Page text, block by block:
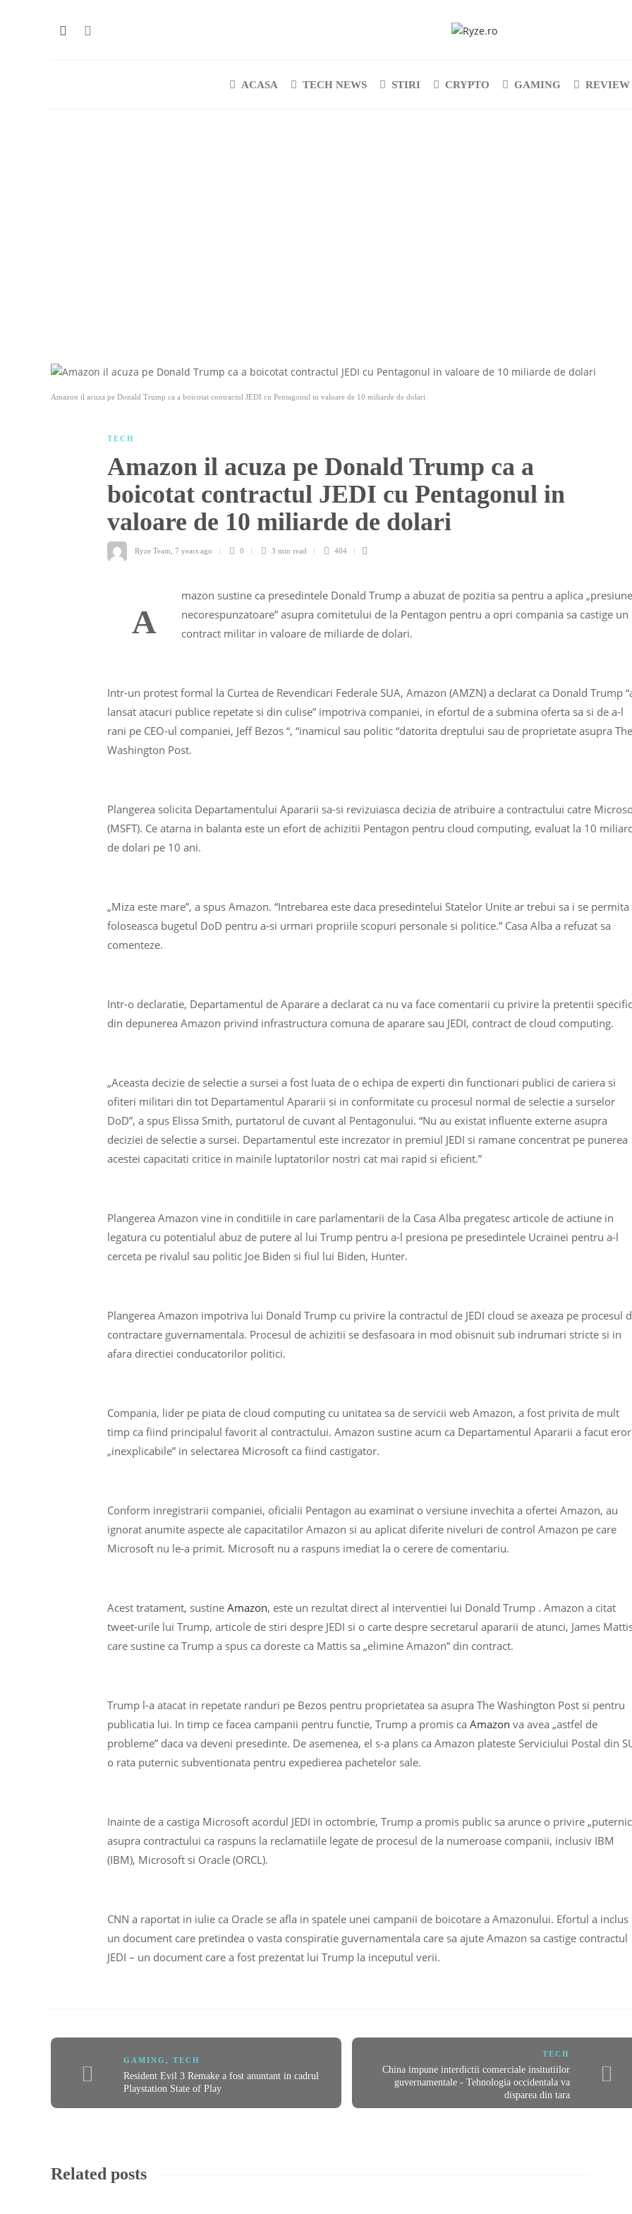
ACASA TECH NEWS STIRI CRYPTO GAMING REVIEW
Amazon il acuza pe Donald Trump ca a boicotat contractul JEDI cu Pentagonul in valoare de 10 miliarde de dolari
TECH
Amazon il acuza pe Donald Trump ca a
boicotat contractul JEDI cu Pentagonul in
valoare de 10 miliarde de dolari
Ryze Team 7 years ago 0 3 min read 404
A
mazon sustine ca presedintele Donald Trump a abuzat de pozitia sa pentru a aplica „presiune
necorespunzatoare” asupra comitetului de la Pentagon pentru a opri compania sa castige un
contract militar in valoare de miliarde de dolari.
Intr-un protest formal la Curtea de Revendicari Federale SUA, Amazon (AMZN) a declarat ca Donald Trump
lansat atacuri publice repetate si din culise” impotriva companiei, in efortul de a submina oferta sa si de a-l
rani pe CEO-ul companiei, Jeff Bezos “, “inamicul sau politic “datorita dreptului sau de proprietate asupra The
Washington Post.
Plangerea solicita Departamentului Apararii sa-si revizuiasca decizia de atribuire a contractului catre
(MSFT). Ce atarna in balanta este un efort de achizitii Pentagon pentru cloud computing, evaluat la 10
de dolari pe 10 ani.
„Miza este mare”, a spus Amazon. “Intrebarea este daca presedintelui Statelor Unite ar trebui sa i se permita
foloseasca bugetul DoD pentru a-si urmari propriile scopuri personale si politice.” Casa Alba a refuzat sa
comenteze.
Intr-o declaratie, Departamentul de Aparare a declarat ca nu va face comentarii cu privire la pretentii
din depunerea Amazon privind infrastructura comuna de aparare sau JEDI, contract de cloud computing.
„Aceasta decizie de selectie a sursei a fost luata de o echipa de experti din functionari publici de cariera si
ofiteri militari din tot Departamentul Apararii si in conformitate cu procesul normal de selectie a surselor
DoD”, a spus Elissa Smith, purtatorul de cuvant al Pentagonului. “Nu au existat influente externe asupra
deciziei de selectie a sursei. Departamentul este increzator in premiul JEDI si ramane concentrat pe punerea
acestei capacitati critice in mainile luptatorilor nostri cat mai rapid si eficient.”
Plangerea Amazon vine in conditiile in care parlamentarii de la Casa Alba pregatesc articole de actiune in
legatura cu potentialul abuz de putere al lui Trump pentru a-l presiona pe presedintele Ucrainei pentru a-l
cerceta pe rivalul sau politic Joe Biden si fiul lui Biden, Hunter.
Plangerea Amazon impotriva lui Donald Trump cu privire la contractul de JEDI cloud se axeaza pe procesul
contractare guvernamentala. Procesul de achizitii se desfasoara in mod obisnuit sub indrumari stricte si in
afara directiei conducatorilor politici.
Compania, lider pe piata de cloud computing cu unitatea sa de servicii web Amazon, a fost privita de mult
timp ca fiind principalul favorit al contractului. Amazon sustine acum ca Departamentul Apararii a facut
„inexplicabile” in selectarea Microsoft ca fiind castigator.
Conform inregistrarii companiei, oficialii Pentagon au examinat o versiune invechita a ofertei Amazon, au
ignorat anumite aspecte ale capacitatilor Amazon si au aplicat diferite niveluri de control Amazon pe care
Microsoft nu le-a primit. Microsoft nu a raspuns imediat la o cerere de comentariu.
Acest tratament, sustine Amazon, este un rezultat direct al interventiei lui Donald Trump . Amazon a citat
tweet-urile lui Trump, articole de stiri despre JEDI si o carte despre secretarul apararii de atunci, James
care sustine ca Trump a spus ca doreste ca Mattis sa „elimine Amazon” din contract.
Trump l-a atacat in repetate randuri pe Bezos pentru proprietatea sa asupra The Washington Post si pentru
publicatia lui. In timp ce facea campanii pentru functie, Trump a promis ca Amazon va avea „astfel de
probleme” daca va deveni presedinte. De asemenea, el s-a plans ca Amazon plateste Serviciului Postal din
o rata puternic subventionata pentru expedierea pachetelor sale.
Inainte de a castiga Microsoft acordul JEDI in octombrie, Trump a promis public sa arunce o privire
asupra contractului ca raspuns la reclamatiile legate de procesul de la numeroase companii, inclusiv IBM
(IBM), Microsoft si Oracle (ORCL).
CNN a raportat in iulie ca Oracle se afla in spatele unei campanii de boicotare a Amazonului. Efortul a inclus
un document care pretindea o vasta conspiratie guvernamentala care sa ajute Amazon sa castige contractul
JEDI – un document care a fost prezentat lui Trump la inceputul verii.
GAMING,TECH
Resident Evil 3 Remake a fost anuntant in cadrul
Playstation State of Play
TECH
China impune interdictii comerciale insitutiilor
guvernamentale - Tehnologia occidentala va
disparea din tara
Related posts